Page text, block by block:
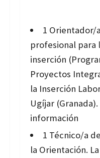
1 Orientador/a
profesional para
inserción
Proyectos
la Inserción
Ugíjar (Granada).
información
1 Técnico/a
la Orientación.